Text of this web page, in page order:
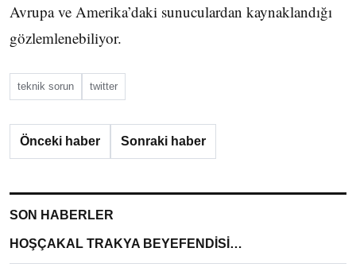
Avrupa ve Amerika’daki sunuculardan kaynaklandığı
gözlemlenebiliyor.
teknik sorun twitter
Önceki haber Sonraki haber
SON HABERLER
HOŞÇAKAL TRAKYA BEYEFENDİSİ…